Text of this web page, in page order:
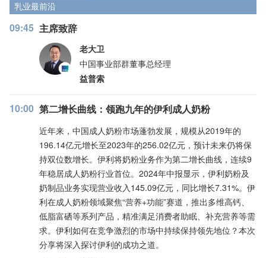
乳业最前沿
09:45 主席致辞
老大卫
中国事业部群董事总经理
益普索
10:00 第二增长曲线：领跑九年的伊利成人奶粉
近年来，中国成人奶粉市场蓬勃发展，规模从2019年的
196.14亿元增长至2023年的256.02亿元，预计未来仍将保
持双位数增长。伊利将奶粉业务作为第二增长曲线，连续9
年稳居成人奶粉行业首位。2024年中报显示，伊利奶粉及
奶制品业务实现营业收入145.09亿元，同比增长7.31%。伊
利在成人奶粉领域聚焦“营养+功能”赛道，推出多维高钙、
低脂富硒等系列产品，精准满足消费者助眠、补充营养等需
求。伊利如何在竞争激烈的市场中持续保持领先地位？本次
分享将深入探讨伊利的成功之道。